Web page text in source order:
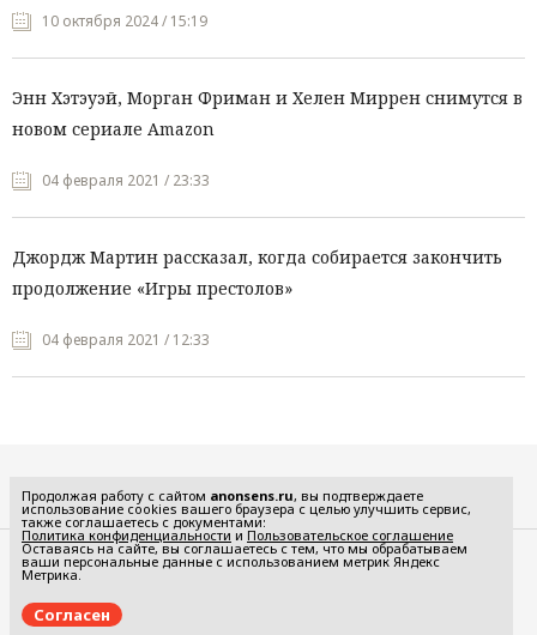
10 октября 2024 / 15:19
Энн Хэтэуэй, Морган Фриман и Хелен Миррен снимутся в
новом сериале Amazon
04 февраля 2021 / 23:33
Джордж Мартин рассказал, когда собирается закончить
продолжение «Игры престолов»
04 февраля 2021 / 12:33
Редакция
Реклама
Продолжая работу с сайтом anonsens.ru, вы подтверждаете
использование cookies вашего браузера с целью улучшить сервис,
также соглашаетесь с документами:
Политика конфиденциальности и Пользовательское соглашение
Оставаясь на сайте, вы соглашаетесь с тем, что мы обрабатываем
ваши персональные данные с использованием метрик Яндекс
Метрика.
Согласен